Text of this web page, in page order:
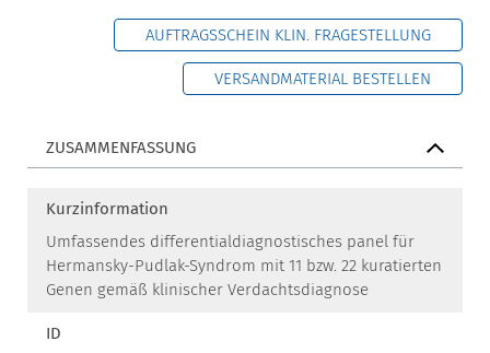
AUFTRAGSSCHEIN KLIN. FRAGESTELLUNG
VERSANDMATERIAL BESTELLEN
ZUSAMMENFASSUNG
Kurzinformation
Umfassendes differentialdiagnostisches panel für
Hermansky-Pudlak-Syndrom mit 11 bzw. 22 kuratierten
Genen gemäß klinischer Verdachtsdiagnose
ID